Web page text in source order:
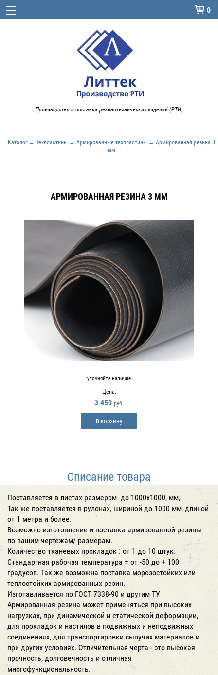
 0
Производство и поставка резинотехнических изделий (РТИ)
Каталог→ Техпластины → Армированные техпластины → Армированная резина 3
мм
АРМИРОВАННАЯ РЕЗИНА 3 ММ
уточняйте наличие
Цена:
3 450 руб.
В корзину
Описание товара
Поставляется в листах размером до 1000х1000, мм,
Так же поставляется в рулонах, шириной до 1000 мм, длиной
от 1 метра и более.
Возможно изготовление и поставка армированной резины
по вашим чертежам/ размерам.
Количество тканевых прокладок : от 1 до 10 штук.
Стандартная рабочая температура = от -50 до + 100
градусов. Так же возможна поставка морозостойких или
теплостойких армированных резин.
Изготавливается по ГОСТ 7338-90 и другим ТУ
Армированная резина может применяться при высоких
нагрузках, при динамической и статической деформации,
для прокладок и настилов в подвижных и неподвижных
соединениях, для транспортировки сыпучих материалов и
при других условиях. Отличительная черта - это высокая
прочность, долговечность и отличная
многофункциональность.